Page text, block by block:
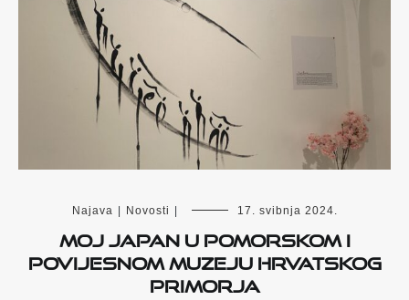
Najava Novosti 17. svibnja 2024.
Moj Japan u Pomorskom i
povijesnom muzeju Hrvatskog
primorja